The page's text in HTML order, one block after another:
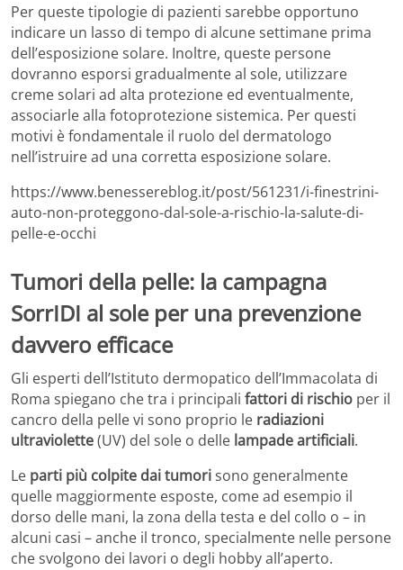
Per queste tipologie di pazienti sarebbe opportuno
indicare un lasso di tempo di alcune settimane prima
dell’esposizione solare. Inoltre, queste persone
dovranno esporsi gradualmente al sole, utilizzare
creme solari ad alta protezione ed eventualmente,
associarle alla fotoprotezione sistemica. Per questi
motivi è fondamentale il ruolo del dermatologo
nell’istruire ad una corretta esposizione solare.
https://www.benessereblog.it/post/561231/i-finestrini-
auto-non-proteggono-dal-sole-a-rischio-la-salute-di-
pelle-e-occhi
Tumori della pelle: la campagna
SorrIDI al sole per una prevenzione
davvero efficace
Gli esperti dell’Istituto dermopatico dell’Immacolata di
Roma spiegano che tra i principali fattori di rischio per il
cancro della pelle vi sono proprio le radiazioni
ultraviolette(UV) del sole o delle lampade artificiali.
Le parti più colpite dai tumorisono generalmente
quelle maggiormente esposte, come ad esempio il
dorso delle mani, la zona della testa e del collo o – in
alcuni casi – anche il tronco, specialmente nelle persone
che svolgono dei lavori o degli hobby all’aperto.